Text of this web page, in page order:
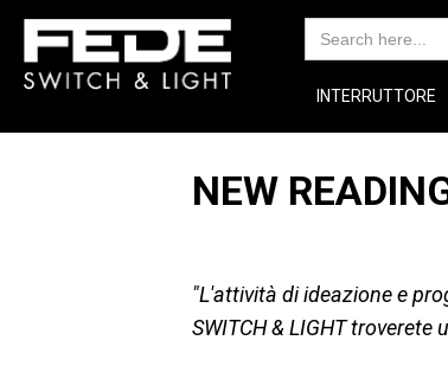
INTERRUTTORE
NEW
"L'attività di ideazione e
SWITCH & LIGHT